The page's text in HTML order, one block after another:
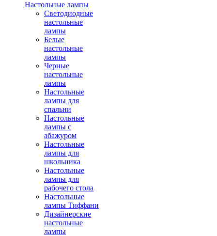
Настольные лампы
Светодиодные
настольные
лампы
Белые
настольные
лампы
Черные
настольные
лампы
Настольные
лампы для
спальни
Настольные
лампы с
абажуром
Настольные
лампы для
школьника
Настольные
лампы для
рабочего стола
Настольные
лампы Тиффани
Дизайнерские
настольные
лампы